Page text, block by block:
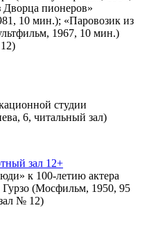
пионеров»
10 мин.); «Паровозик из
1967, 10 мин.)
студии
6, читальный зал)
зал 12+
к 100-летию актера
Гурзо (Мосфильм, 1950, 95
№ 12)